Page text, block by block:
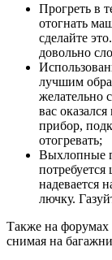
Прогреть в
отогнать
сделайте
довольно
лучшим
желательно
вас
прибор,
отогревать;
Выхлопные
надевается
лючку.
Также на форумах
снимая на